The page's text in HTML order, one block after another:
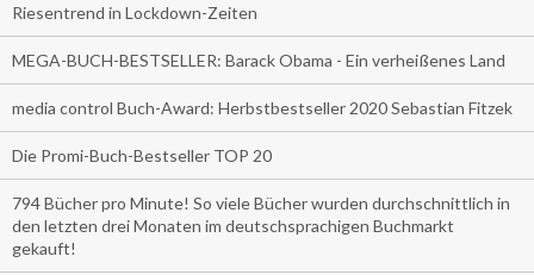
Riesentrend in Lockdown-Zeiten
MEGA-BUCH-BESTSELLER: Barack Obama - Ein verheißenes Land
media control Buch-Award: Herbstbestseller 2020 Sebastian Fitzek
Die Promi-Buch-Bestseller TOP 20
794 Bücher pro Minute! So viele Bücher wurden durchschnittlich in
den letzten drei Monaten im deutschsprachigen Buchmarkt
gekauft!